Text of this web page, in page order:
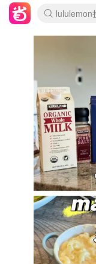
lululemon
Sasa美妆
SSENSE
Cettire降
Farfetch
WWS
viagogo
Myer清仓
The
David
Flannels
Perfumes
AMIRO返
Oweek抽
Amazon
eToro入
Amazon
ICONIC
Moose
丝芙兰5
EUFY官
Trip机票
YSL送5件
Amazon
David
Amazon
雅漾大喷
过敏原检
伊索独家
科颜氏清
SEALIFE
丝塔芙大
订阅
Cult
Harrods
LN-CC奢
d'Alba空
EVE LOM
Adore
CT圣诞日
Luxury
MOON
Roborock
Tingo Life
Valentino
CR洗发护